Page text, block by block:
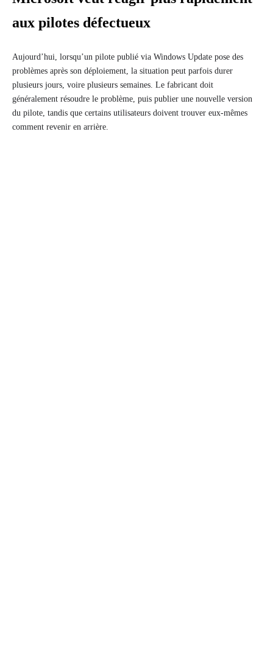
aux pilotes défectueux
Aujourd’hui, lorsqu’un pilote publié via Windows Update pose des
problèmes après son déploiement, la situation peut parfois durer
plusieurs jours, voire plusieurs semaines. Le fabricant doit
généralement résoudre le problème, puis publier une nouvelle version
du pilote, tandis que certains utilisateurs doivent trouver eux-mêmes
comment revenir en arrière.